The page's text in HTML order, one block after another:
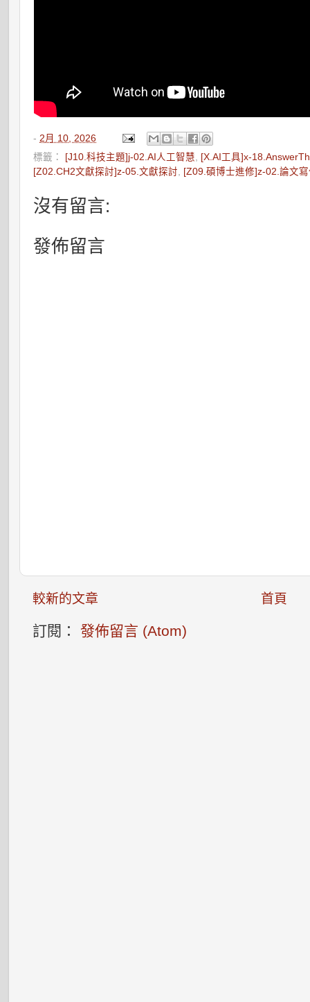
- 2月 10, 2026
標籤： [J10.科技主題]j-02.AI人工智慧, [X.AI工具]x-
[Z02.CH2文獻探討]z-05.文獻探討, [Z09.碩博士進修]z-02.論文
沒有留言:
發佈留言
較新的文章 首頁
訂閱： 發佈留言 (Atom)